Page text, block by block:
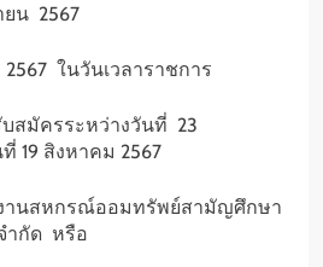
ยน 2567
ในวันเวลาราชการ
สมัครระหว่างวันที่ 23
19 สิงหาคม 2567
านสหกรณ์ออมทรัพย์สามัญศึกษา
ำกัด หรือ